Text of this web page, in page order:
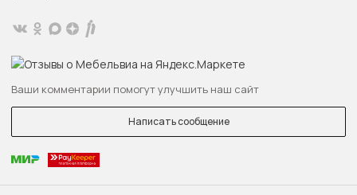
Ваши комментарии помогут улучшить наш сайт
Написать сообщение